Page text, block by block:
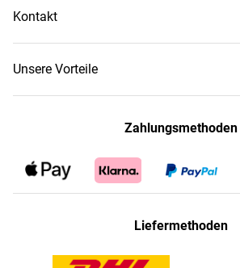
Kontakt
Unsere Vorteile
Zahlungsmethoden
Liefermethoden